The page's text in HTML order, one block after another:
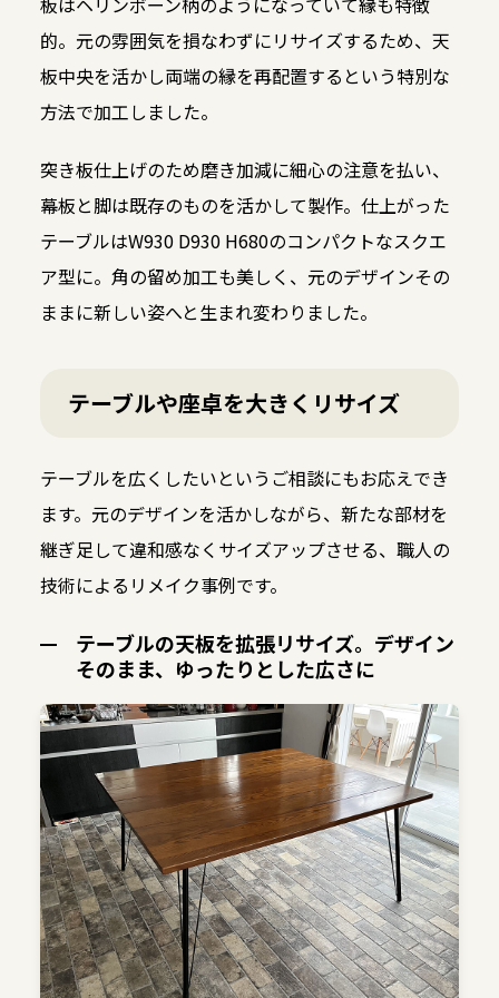
的。元の雰囲気を損なわずにリサイズするため、天
板中央を活かし両端の縁を再配置するという特別な
方法で加工しました。
突き板仕上げのため磨き加減に細心の注意を払い、
幕板と脚は既存のものを活かして製作。仕上がった
テーブルはW930 D930 H680のコンパクトなスクエ
ア型に。角の留め加工も美しく、元のデザインその
ままに新しい姿へと生まれ変わりました。
テーブルや座卓を大きくリサイズ
テーブルを広くしたいというご相談にもお応えでき
ます。元のデザインを活かしながら、新たな部材を
継ぎ足して違和感なくサイズアップさせる、職人の
技術によるリメイク事例です。
テーブルの天板を拡張リサイズ。デザイン
そのまま、ゆったりとした広さに